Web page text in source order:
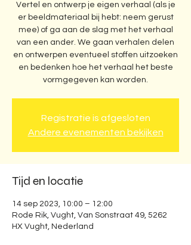
Vertel en ontwerp je eigen verhaal (als je
er beeldmateriaal bij hebt: neem gerust
mee) of ga aan de slag met het verhaal
van een ander. We gaan verhalen delen
en ontwerpen eventueel stoffen uitzoeken
en bedenken hoe het verhaal het beste
vormgegeven kan worden.
Registratie is afgesloten
Andere evenementen bekijken
Tijd en locatie
14 sep 2023, 10:00 – 12:00
Rode Rik, Vught, Van Sonstraat 49, 5262
HX Vught, Nederland